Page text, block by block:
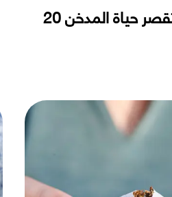
سيجارة واحدة تقصر حياة المدخن 20